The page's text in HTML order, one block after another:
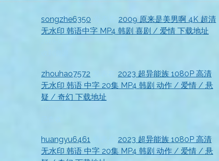
songzhe6350
2009 原来是美男啊 4K 超清
无水印 韩语中字 MP4 韩剧 喜剧 / 爱情 下载地址
zhouhao7572
2023 超异能族 1080P 高清
无水印 韩语 中字 20集 MP4 韩剧 动作 / 爱情 / 悬
疑 / 奇幻 下载地址
huangyu6461
2023 超异能族 1080P 高清
无水印 韩语 中字 20集 MP4 韩剧 动作 / 爱情 / 悬